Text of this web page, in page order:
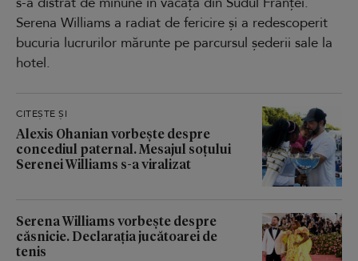
Serena Williams a radiat de fericire și a redescoperit
bucuria lucrurilor mărunte pe parcursul șederii sale la
hotel.
CITEȘTE ȘI
Alexis Ohanian vorbește despre
concediul paternal. Mesajul soțului
Serenei Williams s-a viralizat
Serena Williams vorbește despre
căsnicie. Declarația jucătoarei de
tenis